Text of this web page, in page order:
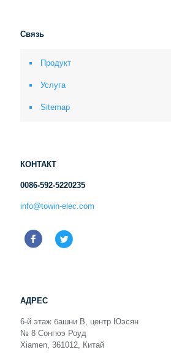
Связь
Продукт
Услуга
Sitemap
КОНТАКТ
0086-592-5220235
info@towin-elec.com
АДРЕС
6-й этаж башни B, центр Юэсян
№ 8 Сонгюэ Роуд
Xiamen, 361012, Китай